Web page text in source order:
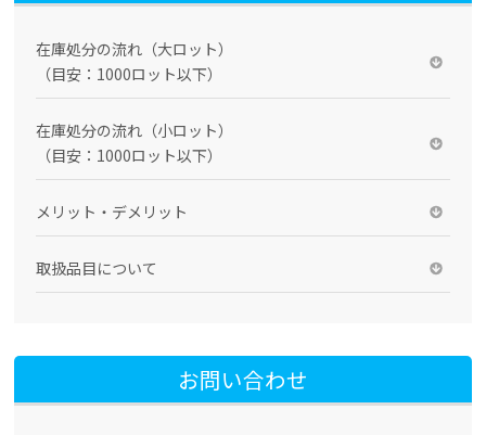
在庫処分の流れ（大ロット）
（目安：1000ロット以下）
在庫処分の流れ（小ロット）
（目安：1000ロット以下）
メリット・デメリット
取扱品目について
お問い合わせ